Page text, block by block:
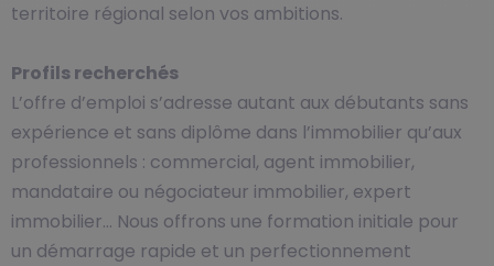
territoire régional selon vos ambitions.
Profils recherchés
L’offre d’emploi s’adresse autant aux débutants sans
expérience et sans diplôme dans l’immobilier qu’aux
professionnels : commercial, agent immobilier,
mandataire ou négociateur immobilier, expert
immobilier… Nous offrons une formation initiale pour
un démarrage rapide et un perfectionnement